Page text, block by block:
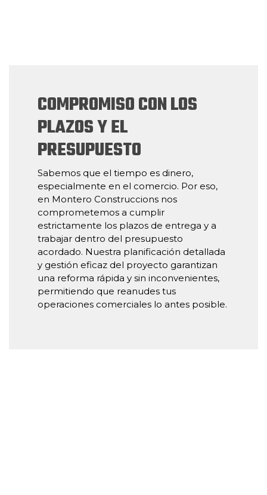
COMPROMISO CON LOS
PLAZOS Y EL
PRESUPUESTO
Sabemos que el tiempo es dinero,
especialmente en el comercio. Por eso,
en Montero Construccions nos
comprometemos a cumplir
estrictamente los plazos de entrega y a
trabajar dentro del presupuesto
acordado. Nuestra planificación detallada
y gestión eficaz del proyecto garantizan
una reforma rápida y sin inconvenientes,
permitiendo que reanudes tus
operaciones comerciales lo antes posible.